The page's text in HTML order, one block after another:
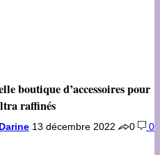
boutique d’accessoires pour
raffinés
Darine 13 décembre 2022 0 0